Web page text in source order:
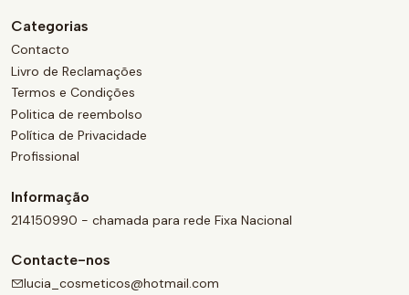
Categorias
Contacto
Livro de Reclamações
Termos e Condições
Politica de reembolso
Política de Privacidade
Profissional
Informação
214150990 - chamada para rede Fixa Nacional
Contacte-nos
lucia_cosmeticos@hotmail.com